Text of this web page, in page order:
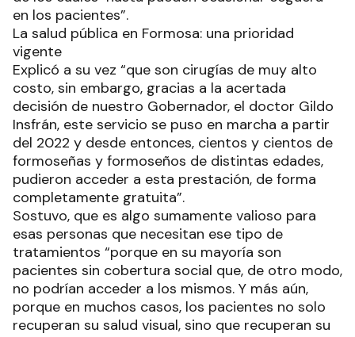
en los pacientes”.
La salud pública en Formosa: una prioridad
vigente
Explicó a su vez “que son cirugías de muy alto
costo, sin embargo, gracias a la acertada
decisión de nuestro Gobernador, el doctor Gildo
Insfrán, este servicio se puso en marcha a partir
del 2022 y desde entonces, cientos y cientos de
formoseñas y formoseños de distintas edades,
pudieron acceder a esta prestación, de forma
completamente gratuita”.
Sostuvo, que es algo sumamente valioso para
esas personas que necesitan ese tipo de
tratamientos “porque en su mayoría son
pacientes sin cobertura social que, de otro modo,
no podrían acceder a los mismos. Y más aún,
porque en muchos casos, los pacientes no solo
recuperan su salud visual, sino que recuperan su